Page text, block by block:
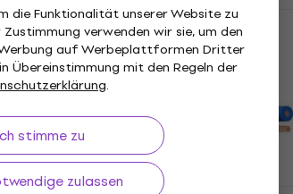
die Funktionalität unserer Website zu
verwenden wir sie, um den
auf Werbeplattformen Dritter
Übereinstimmung mit den Regeln der
.
stimme zu
zulassen
Klotz IR206 iceRock
Mikrofonkabel
Mikrofonkabel
2,99 €
Auf Lager
Mengenrabatt